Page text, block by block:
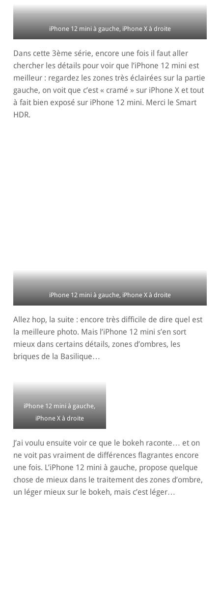
iPhone 12 mini à gauche, iPhone X à droite
Dans cette 3ème série, encore une fois il faut aller
chercher les détails pour voir que l’iPhone 12 mini est
meilleur : regardez les zones très éclairées sur la partie
gauche, on voit que c’est « cramé » sur iPhone X et tout
à fait bien exposé sur iPhone 12 mini. Merci le Smart
HDR.
iPhone 12 mini à gauche, iPhone X à droite
Allez hop, la suite : encore très difficile de dire quel est
la meilleure photo. Mais l’iPhone 12 mini s’en sort
mieux dans certains détails, zones d’ombres, les
briques de la Basilique…
iPhone 12 mini à gauche,
iPhone X à droite
J’ai voulu ensuite voir ce que le bokeh raconte… et on
ne voit pas vraiment de différences flagrantes encore
une fois. L’iPhone 12 mini à gauche, propose quelque
chose de mieux dans le traitement des zones d’ombre,
un léger mieux sur le bokeh, mais c’est léger…